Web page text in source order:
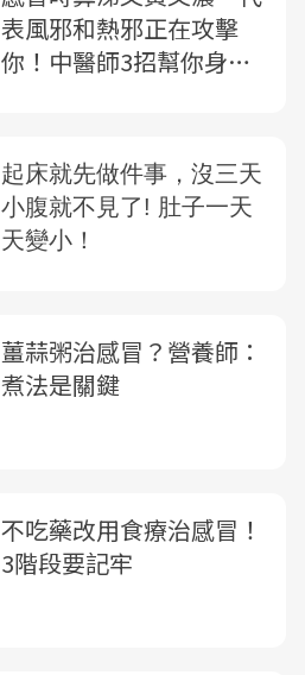
表風邪和熱邪正在攻擊
你！中醫師3招幫你身體
薑蒜粥治感冒？營養師：
煮法是關鍵
不吃藥改用食療治感冒！
3階段要記牢